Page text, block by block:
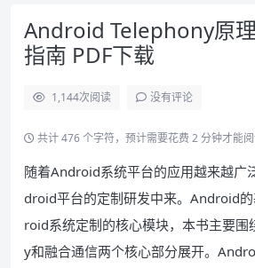
Android Telephony原
指南 PDF下载
1,144次阅读 没有评论
共计 476 个字符，预计需要花费 2 分钟才能阅
随着Android系统平台的应用越来越广
droid平台的定制研发中来。Android
roid系统定制的核心模块，本书主要
y和融合通信两个核心部分展开。